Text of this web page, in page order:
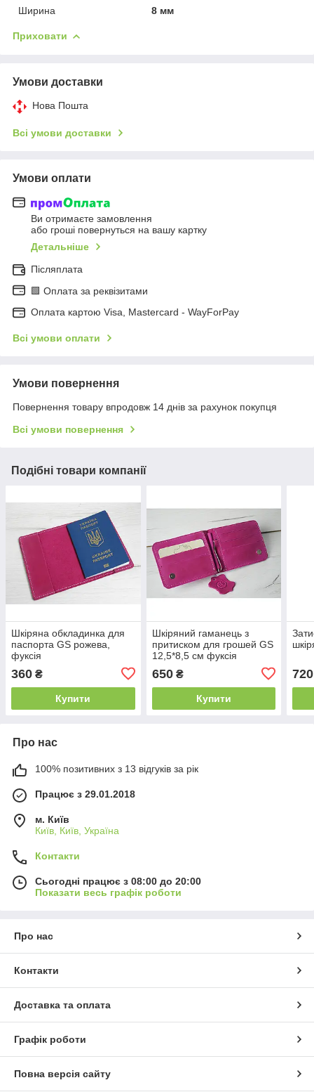
Ширина
8 мм
Приховати
Умови доставки
Нова Пошта
Всі умови доставки
Умови оплати
Ви отримаєте замовлення
або гроші повернуться на вашу картку
Детальніше
Післяплата
🟩 Оплата за реквізитами
Оплата картою Visa, Mastercard - WayForPay
Всі умови оплати
Умови повернення
Повернення товару впродовж 14 днів за рахунок покупця
Всі умови повернення
Подібні товари компанії
Шкіряна обкладинка для
паспорта GS рожева,
фуксія
360 ₴
Купити
Шкіряний гаманець з
притиском для грошей GS
12,5*8,5 см фуксія
650₴
Купити
720
Про нас
100% позитивних з 13 відгуків за рік
Працює з 29.01.2018
м. Київ
Київ, Київ, Україна
Контакти
Сьогодні працює з 08:00 до 20:00
Показати весь графік роботи
Про нас
Контакти
Доставка та оплата
Графік роботи
Повна версія сайту